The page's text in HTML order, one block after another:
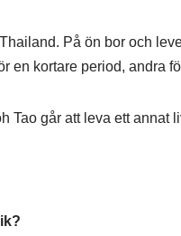
På ön bor och
en kortare period, andra
Tao går att leva ett annat